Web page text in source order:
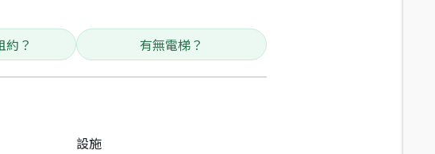
約？ 有無電梯？
設施